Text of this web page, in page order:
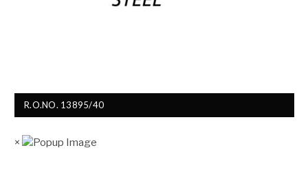
R.O.NO. 13895/40
×